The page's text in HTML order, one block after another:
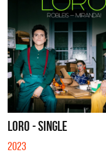
LORO - SINGLE
2023